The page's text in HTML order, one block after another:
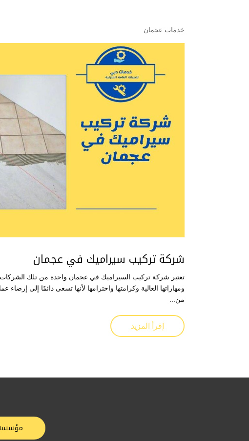
خدمات عجمان
شركة تركيب سيراميك في عجمان
تعتبر شركة تركيب السيراميك في عجمان واحدة من تلك الشركات
ومهاراتها العالية وكرامتها واحترامها لأنها تسعى دائمًا إلى
من...
إقرأ المزيد